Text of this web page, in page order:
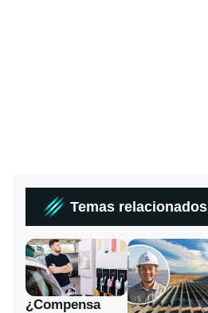
Temas relacionados
¿Compensa